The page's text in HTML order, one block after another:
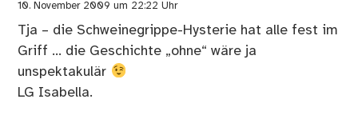
10. November 2009 um 22:22 Uhr
Tja – die Schweinegrippe-Hysterie hat alle fest im
Griff … die Geschichte „ohne“ wäre ja
unspektakulär
LG Isabella.